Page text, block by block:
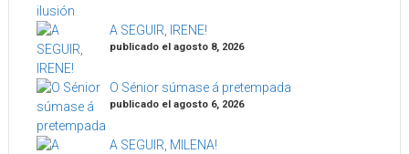
A SEGUIR, IRENE!
publicado el agosto 8, 2026
O Sénior súmase á pretempada
publicado el agosto 6, 2026
A SEGUIR, MILENA!